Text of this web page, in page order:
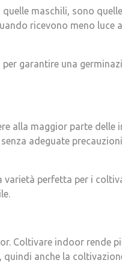
maschili, sono
ricevono meno luce
garantire una
alla maggior parte delle
adeguate
varietà perfetta per i
Coltivare indoor rende
anche la